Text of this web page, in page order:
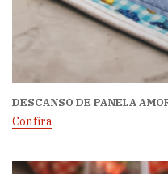
DESCANSO DE PANELA
Confira